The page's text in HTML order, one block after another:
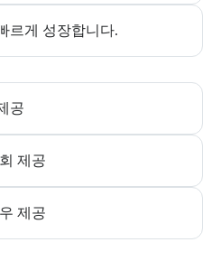
르게 성장합니다.
공
제공
제공